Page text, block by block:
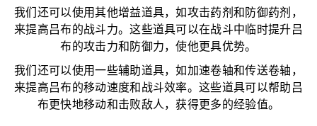
我们还可以使用其他增益道具，如攻击药剂和防御药剂，
来提高吕布的战斗力。这些道具可以在战斗中临时提升吕
布的攻击力和防御力，使他更具优势。
我们还可以使用一些辅助道具，如加速卷轴和传送卷轴，
来提高吕布的移动速度和战斗效率。这些道具可以帮助吕
布更快地移动和击败敌人，获得更多的经验值。